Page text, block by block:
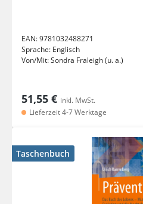
EAN:9781032488271
Sprache: Englisch
Von/Mit:Sondra Fraleigh (u. a.)
51,55 € inkl. MwSt.
Lieferzeit 4-7 Werktage
Taschenbuch